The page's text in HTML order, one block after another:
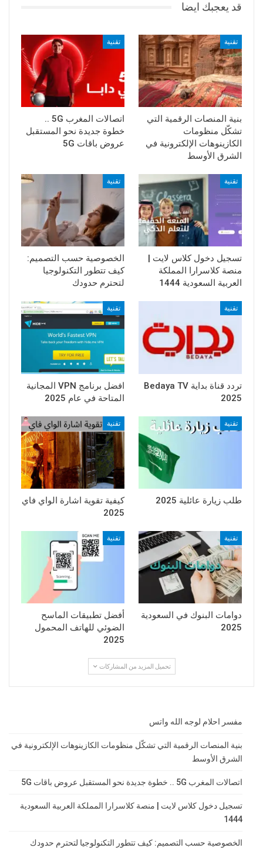
قد يعجبك ايضا
تقنية
بنية المنصات الرقمية التي
تشكّل منظومات
الكازينوهات الإلكترونية في
الشرق الأوسط
تقنية
اتصالات المغرب 5G ..
خطوة جديدة نحو المستقبل
عروض باقات 5G
تقنية
تسجيل دخول كلاس لايت |
منصة كلاسرارا المملكة
العربية السعودية 1444
تقنية
الخصوصية حسب التصميم:
كيف تتطور التكنولوجيا
لتحترم حدودك
تقنية
تردد قناة بداية Bedaya TV
2025
تقنية
افضل برنامج VPN المجانية
المتاحة في عام 2025
تقنية
طلب زيارة عائلية 2025
تقنية
كيفية تقوية اشارة الواي فاي
2025
تقنية
دوامات البنوك في السعودية
2025
تقنية
أفضل تطبيقات الماسح
الضوئي للهاتف المحمول
2025
تحميل المزيد من المشاركات
مفسر احلام لوجه الله واتس
بنية المنصات الرقمية التي تشكّل منظومات الكازينوهات الإلكترونية في
الشرق الأوسط
اتصالات المغرب 5G .. خطوة جديدة نحو المستقبل عروض باقات 5G
تسجيل دخول كلاس لايت | منصة كلاسرارا المملكة العربية السعودية
1444
الخصوصية حسب التصميم: كيف تتطور التكنولوجيا لتحترم حدودك